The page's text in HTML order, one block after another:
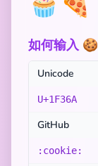
如何输入 🍪
Unicode
U+1F36A
GitHub
:cookie: